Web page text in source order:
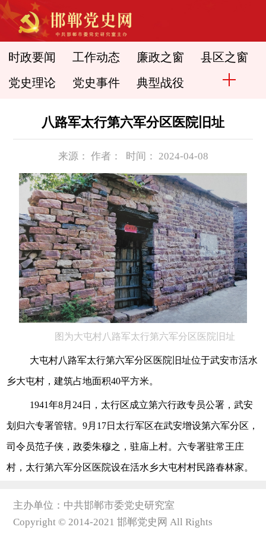
时政要闻 工作动态 廉政之窗 县区之窗
党史理论 党史事件 典型战役
八路军太行第六军分区医院旧址
来源： 作者： 时间： 2024-04-08
图为大屯村八路军太行第六军分区医院旧址
大屯村八路军太行第六军分区医院旧址位于武安市活水
乡大屯村，建筑占地面积40平方米。
1941年8月24日，太行区成立第六行政专员公署，武安
划归六专署管辖。9月17日太行军区在武安增设第六军分区，
司令员范子侠，政委朱穆之，驻庙上村。六专署驻常王庄
村，太行第六军分区医院设在活水乡大屯村村民路春林家。
主办单位：中共邯郸市委党史研究室
Copyright © 2014-2021 邯郸党史网 All Rights